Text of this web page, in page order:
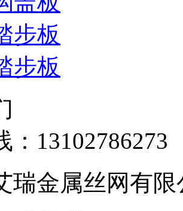
步板
步板
： 13102786273
瑞金属丝网有限